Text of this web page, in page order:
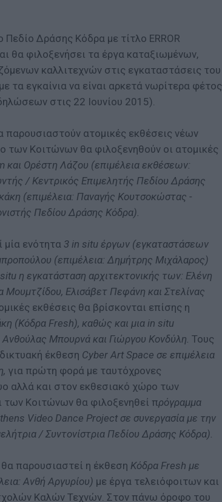
Πεδίο Δράσης Κόδρα με τίτλο ERROR
θα φιλοξενήσει τα έργα καταξιωμένων,
καλλιτεχνών στις εγκαταστάσεις του
τα εγκαίνια να είναι αρκετά νωρίτερα φέτος
στις 22 Ιουνίου 2015).
παρουσιαστούν ατομικές εκθέσεις νέων
των Κοιτώνων θα φιλοξενηθούν οι ατομικές
και Ορέστη Λάζου (επιμέλεια εκθέσεων:
/ Κεντρικός Επιμελητής Πεδίου Δράσης
(επιμέλεια: Παναγής Κουτσοκώστας -
Πεδίου Δράσης Κόδρα).
ενότητα 3 in situ έργων (εγκαταστάσεων
(επιμέλεια: Δημήτρης Μιχάλαρος)
η εγκατάσταση αρχιτεκτονικής των: Ελένη
Μουμτζίδου, Ελισάβετ Πεφάνη και Στελίνας
εκθέσεις θα βρίσκονται επίσης η
(Κόδρα Fresh), καθώς και μια in situ
Μπουρνά και Γιώργου Κονδύλη. Τους
έκθεση Cyber Art Space σε επιμέλεια
για πρώτη φορά με ταυτόχρονες
αλλά και στον εκθεσιακό χώρο των
Κοιτώνων θα φιλοξενηθεί πρόγραμμα
Video Dance Project σε συνεργασία με την
/ Συντονίστρια Πεδίου Δράσης Κόδρα).
θα παρουσιαστεί η έκθεση Κόδρα Fresh με
Ανθή Αργυρίου) με έργα τελειόφοιτων και
Καλών Τεχνών. Στον πάνω όροφο του